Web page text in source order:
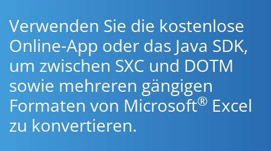
Verwenden Sie die kostenlose
Online-App oder das Java SDK,
um zwischen SXC und DOTM
sowie mehreren gängigen
Formaten von Microsoft® Excel
zu konvertieren.